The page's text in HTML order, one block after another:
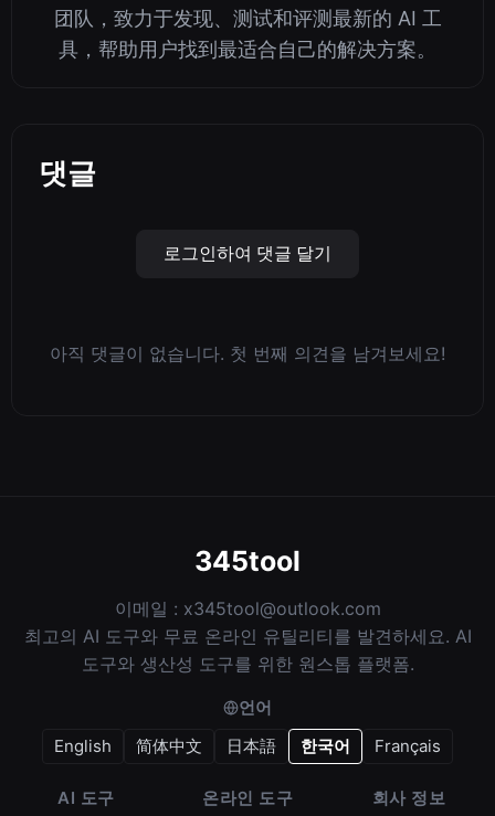
团队，致力于发现、测试和评测最新的 AI 工
具，帮助用户找到最适合自己的解决方案。
댓글
로그인하여 댓글 달기
아직 댓글이 없습니다. 첫 번째 의견을 남겨보세요!
345tool
이메일 : x345tool@outlook.com
최고의 AI 도구와 무료 온라인 유틸리티를 발견하세요. AI
도구와 생산성 도구를 위한 원스톱 플랫폼.
언어
English
简体中文 日本語 한국어 Français
AI 도구 온라인 도구 회사 정보